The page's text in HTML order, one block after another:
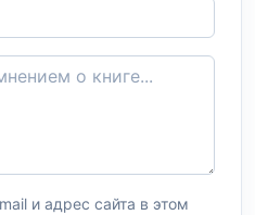
и адрес сайта в этом